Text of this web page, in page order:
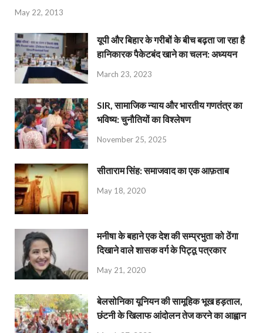
May 22, 2013
यूपी और बिहार के गरीबों के बीच बढ़ता जा रहा है
हानिकारक पैकेटबंद खाने का चलन: अध्ययन
March 23, 2023
SIR, सामाजिक न्याय और भारतीय गणतंत्र का
भविष्य: चुनौतियों का विश्लेषण
November 25, 2025
सीताराम सिंह: समाजवाद का एक आफ़ताब
May 18, 2020
मनीषा के बहाने एक देश की सम्प्रभुता को ठेंगा
दिखाने वाले शासक वर्ग के पिट्ठू पत्रकार
May 21, 2020
बेलसोनिका यूनियन की सामूहिक भूख हड़ताल,
छंटनी के खिलाफ आंदोलन तेज करने का आह्वान